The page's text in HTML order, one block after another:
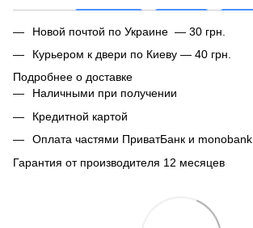
Новой почтой по Украине — 30 грн.
Курьером к двери по Киеву — 40 грн.
Подробнее о доставке
Наличными при получении
Кредитной картой
Оплата частями ПриватБанк и monobank
Гарантия от производителя 12 месяцев